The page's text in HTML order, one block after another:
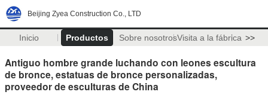
Beijing Zyea Construction Co., LTD
Inicio Productos Sobre nosotrosVisita a la fábrica >>
Antiguo hombre grande luchando con leones escultura
de bronce, estatuas de bronce personalizadas,
proveedor de esculturas de China